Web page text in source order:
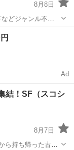
8月8日
などジャンル不
Ad
結！SF（スコシ
8月7日
ら持ち帰った古代